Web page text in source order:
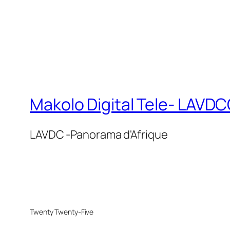
Makolo Digital Tele-
LAVDC -Panorama d'Afrique
Twenty Twenty-Five